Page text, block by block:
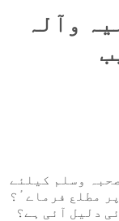
وآلہ
وسلم کیلئے
مطلع فرماےٴ؟
دلیل آئی ہے؟